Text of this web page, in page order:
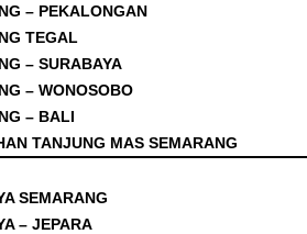
– PEKALONGAN
TEGAL
– SURABAYA
– WONOSOBO
– BALI
TANJUNG MAS SEMARANG
SEMARANG
– JEPARA